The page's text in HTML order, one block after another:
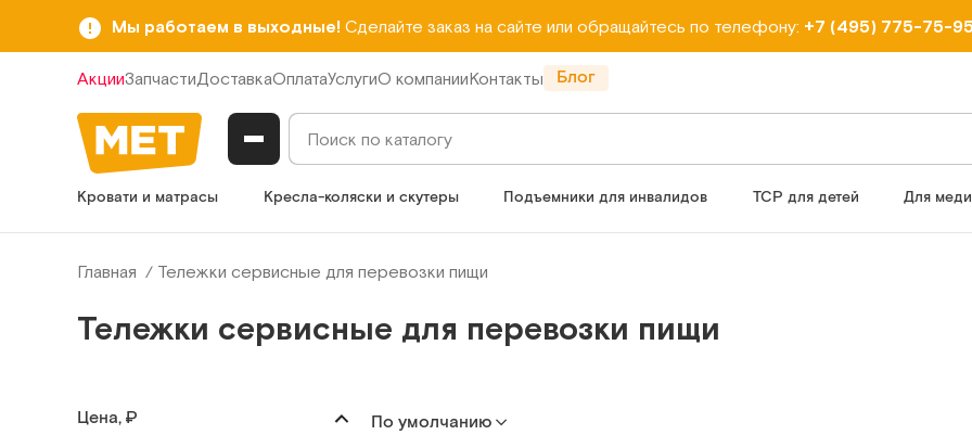
Мы работаем в выходные! Сделайте заказ на сайте или обращайтесь по телефону: +7 (495) 775-75-
АкцииЗапчастиДоставкаОплатаУслугиО компанииКонтакты Блог
Кровати и матрасы Кресла-коляски и скутеры Подъемники для инвалидов ТСР для детей Для
Главная Тележки сервисные для перевозки пищи
Тележки сервисные для перевозки пищи
Цена, ₽ По умолчанию